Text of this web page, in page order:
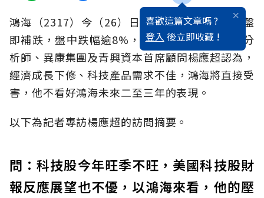
喜歡這篇文章嗎 ?
登入 後立即收藏 !
鴻海（2317）今（26）日恢復交易，股價一開盤
即補跌，盤中跌幅逾8%，賣壓沈重。鴻海最強分
析師、異康集團及青興資本首席顧問楊應超認為，
經濟成長下修、科技產品需求不佳，鴻海將直接受
害，他不看好鴻海未來二至三年的表現。
以下為記者專訪楊應超的訪問摘要。
問：科技股今年旺季不旺，美國科技股財
報反應展望也不優，以鴻海來看，他的壓